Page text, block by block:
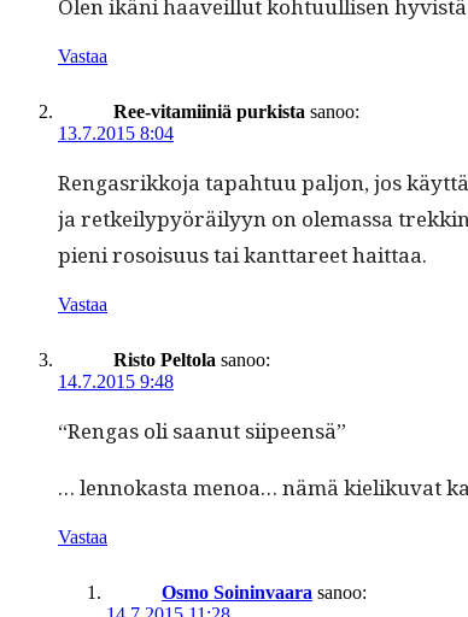
Olen ikäni haaveil­lut kohtu­ullisen
Vastaa
Ree-vitamiiniä purkista sanoo:
13.7.2015 8:04
Ren­gas­rikko­ja tapah­tuu paljon, jos
ja retkeilypyöräi­lyyn on ole­mas­sa
pieni rosoisu­us tai kantta­reet haittaa.
Vastaa
Risto Peltola sanoo:
14.7.2015 9:48
“Ren­gas oli saanut siipeensä”
… lennokas­ta menoa… nämä kieliku­vat
Vastaa
Osmo Soininvaara sanoo: